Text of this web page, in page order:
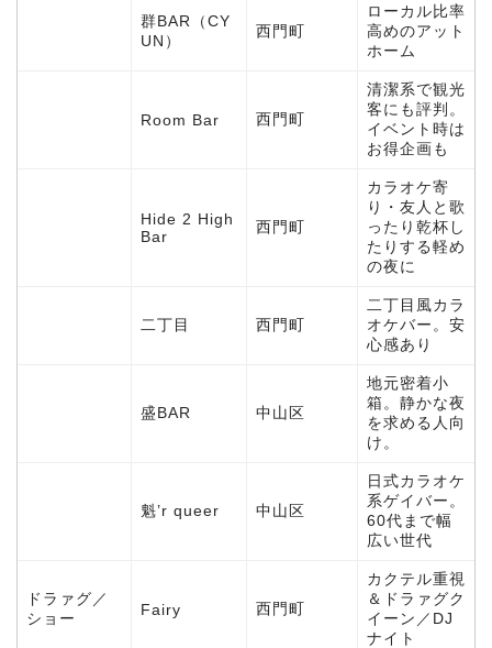
群BAR（CY
UN）
西門町
ローカル比率
高めのアット
ホーム
Room Bar 西門町
清潔系で観光
客にも評判。
イベント時は
お得企画も
Hide 2 High
Bar
西門町
カラオケ寄
り・友人と歌
ったり乾杯し
たりする軽め
の夜に
二丁目 西門町
二丁目風カラ
オケバー。安
心感あり
盛BAR 中山区
地元密着小
箱。静かな夜
を求める人向
け。
魁’r queer 中山区
日式カラオケ
系ゲイバー。
60代まで幅
広い世代
ドラァグ／
ショー
Fairy 西門町
カクテル重視
＆ドラァグク
イーン／DJ
ナイト